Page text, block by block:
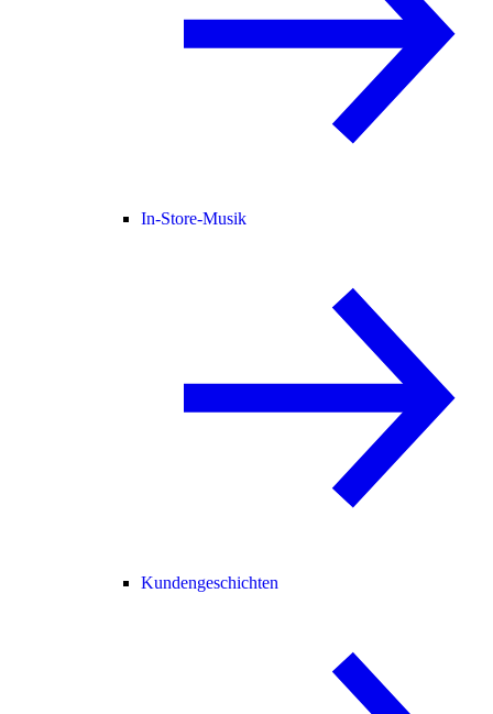
In-Store-Musik
Kundengeschichten